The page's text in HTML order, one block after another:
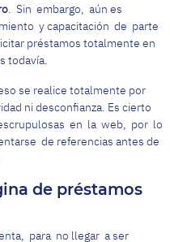
. Sin embargo, aún es
y capacitación de parte
préstamos totalmente en
todavía.
se realice totalmente por
ni desconfianza. Es cierto
en la web, por lo
de referencias antes de
de préstamos
para no llegar a ser